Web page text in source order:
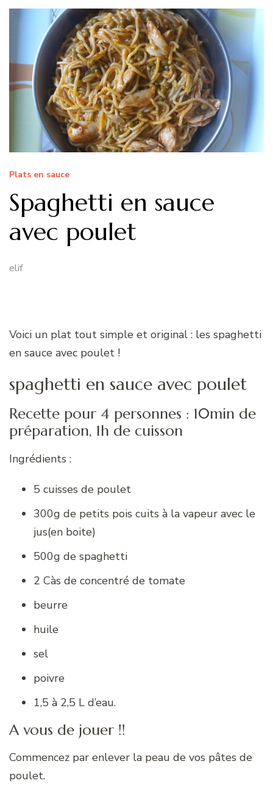
Plats en sauce
Spaghetti en sauce
avec poulet
elif
Voici un plat tout simple et original : les spaghetti
en sauce avec poulet !
spaghetti en sauce avec poulet
Recette pour 4 personnes : 10min de
préparation, 1h de cuisson
Ingrédients :
5 cuisses de poulet
300g de petits pois cuits à la vapeur avec le
jus(en boite)
500g de spaghetti
2 Càs de concentré de tomate
beurre
huile
sel
poivre
1,5 à 2,5 L d’eau.
A vous de jouer !!
Commencez par enlever la peau de vos pâtes de
poulet.